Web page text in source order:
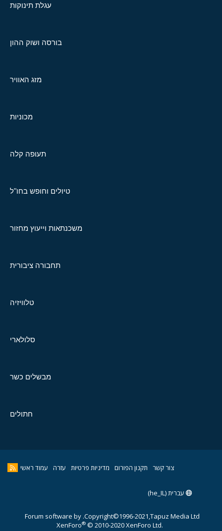
עגלת תינוקות
בורסה ושוק ההון
מזג האוויר
מכוניות
תעופה קלה
טיולים וחופש בחו"ל
משכנתאות וייעוץ מחזור
תחבורה ציבורית
טלוויזיה
סלולארי
מבשלים כשר
חתולים
צור קשר תקנון הפורום מדיניות פרטיות עזרה עמוד ראשי
עברית (he_IL)
Copyright©1996-2021,Tapuz Media Ltd.
Forum software by
XenForo® © 2010-2020 XenForo Ltd.